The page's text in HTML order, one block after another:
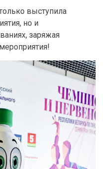
выступила
но и
заряжая